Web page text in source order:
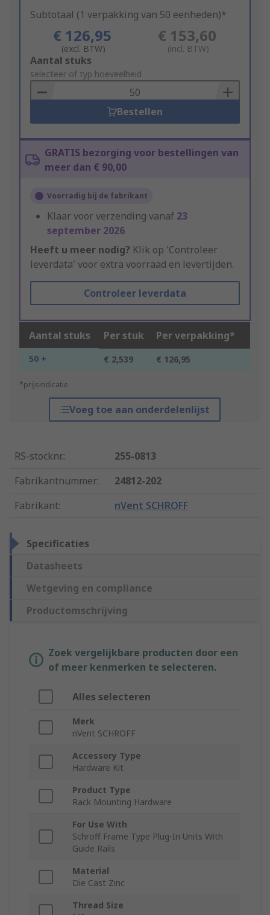
Subtotaal (1 verpakking van 50 eenheden)*
€ 126,95
(excl. BTW)
€ 153,60
(incl. BTW)
Add
to
Basket
Aantal stuks
selecteer of typ hoeveelheid
Bestellen
GRATIS bezorging voor bestellingen van
meer dan € 90,00
Voorradig bij de fabrikant
Klaar voor verzending vanaf 23
september 2026
Heeft u meer nodig? Klik op 'Controleer
leverdata' voor extra voorraad en levertijden.
Controleer leverdata
Aantal stuks Per stuk Per verpakking*
50 + € 2,539 € 126,95
*prijsindicatie
Voeg toe aan onderdelenlijst
RS-stocknr.:
255-0813
Fabrikantnummer:
24812-202
Fabrikant: nVent SCHROFF
Specificaties
Datasheets
Wetgeving en compliance
Productomschrijving
Zoek vergelijkbare producten door een
of meer kenmerken te selecteren.
Alles selecteren
Merk
nVent SCHROFF
Accessory Type
Hardware Kit
Product Type
Rack Mounting Hardware
For Use With
Schroff Frame Type Plug-In Units With
Guide Rails
Material
Die Cast Zinc
Thread Size